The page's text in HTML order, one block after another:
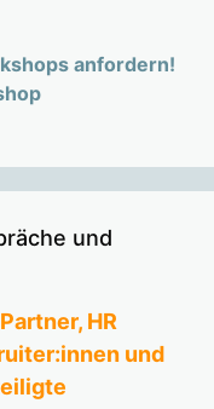
anfordern!
und
HR
und